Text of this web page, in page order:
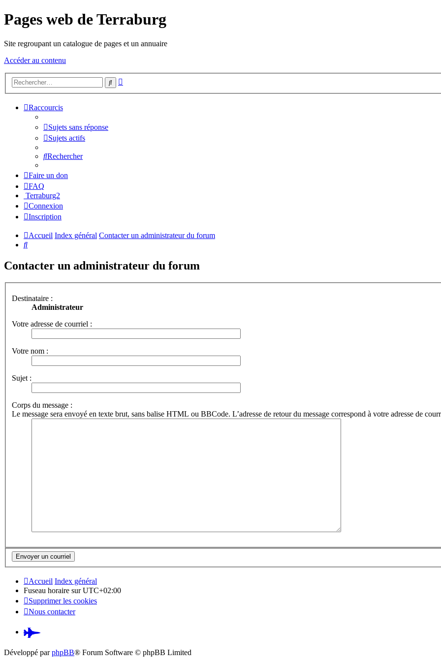
Pages web de Terraburg
Site regroupant un catalogue de pages et un annuaire
Accéder au contenu
Rechercher
Raccourcis
Sujets sans réponse
Sujets actifs
Rechercher
Faire un don
FAQ
Terraburg2
Connexion
Inscription
Accueil Index général Contacter un administrateur du forum
Rechercher
Contacter un administrateur du forum
Destinataire :
Administrateur
Votre adresse de courriel :
Votre nom :
Sujet :
Corps du message :
Le message sera envoyé en texte brut, sans balise HTML ou BBCode. L’adresse de retour du message correspond à votre adresse de
Accueil Index général
Fuseau horaire surUTC+02:00
Supprimer les cookies
Nous contacter
Pardus.at
(S’ouvre
Développé parphpBB® Forum Software © phpBB Limited